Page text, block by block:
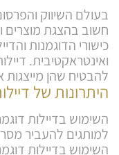
בעולם השיווק
חשוב בהצגת מוצרים
כישורי הדוגמנות
ואינטראקטיבית.
להבטיח שהן
היתרונות של
השימוש בדיילות
למותגים להעביר
השימוש בדיילות